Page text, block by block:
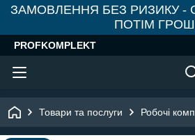
ЗАМОВЛЕННЯ БЕЗ РИЗИКУ -
ПОТІМ
PROFKOMPLEKT
Товари та послуги Робочі